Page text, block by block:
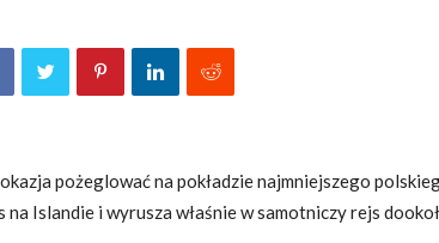
pożeglować na pokładzie najmniejszego
Islandie i wyrusza właśnie w samotniczy rejs